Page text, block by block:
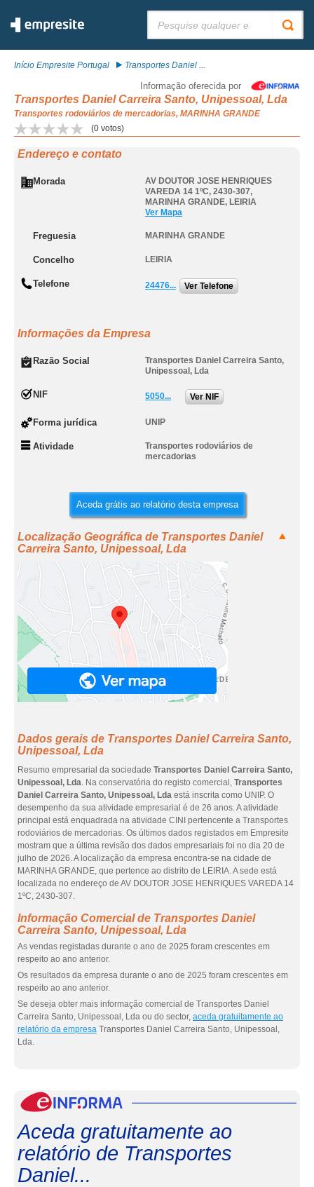
Início Empresite Portugal Transportes Daniel ...
Informação oferecida por
Transportes Daniel Carreira Santo, Unipessoal, Lda
Transportes rodoviários de mercadorias, MARINHA GRANDE
(0 votos)
Endereço e contato
Morada
AV DOUTOR JOSE HENRIQUES
VAREDA 14 1ºC, 2430-307,
MARINHA GRANDE, LEIRIA
Ver Mapa
Freguesia MARINHA GRANDE
Concelho LEIRIA
Telefone 24476... Ver Telefone
Informações da Empresa
Razão Social
Transportes Daniel Carreira Santo,
Unipessoal, Lda
NIF 5050... Ver NIF
Forma jurídica UNIP
Atividade
Transportes rodoviários de
mercadorias
Aceda grátis ao relatório desta empresa
Localização Geográfica de Transportes Daniel
Carreira Santo, Unipessoal, Lda
Dados gerais de Transportes Daniel Carreira Santo,
Unipessoal, Lda
Resumo empresarial da sociedade Transportes Daniel Carreira Santo,
Unipessoal, Lda. Na conservatória do registo comercial, Transportes
Daniel Carreira Santo, Unipessoal, Lda está inscrita como UNIP. O
desempenho da sua atividade empresarial é de 26 anos. A atividade
principal está enquadrada na atividade CINI pertencente a Transportes
rodoviários de mercadorias. Os últimos dados registados em Empresite
mostram que a última revisão dos dados empresariais foi no dia 20 de
julho de 2026. A localização da empresa encontra-se na cidade de
MARINHA GRANDE, que pertence ao distrito de LEIRIA. A sede está
localizada no endereço de AV DOUTOR JOSE HENRIQUES VAREDA 14
1ºC, 2430-307.
Informação Comercial de Transportes Daniel
Carreira Santo, Unipessoal, Lda
As vendas registadas durante o ano de 2025 foram crescentes em
respeito ao ano anterior.
Os resultados da empresa durante o ano de 2025 foram crescentes em
respeito ao ano anterior.
Se deseja obter mais informação comercial de Transportes Daniel
Carreira Santo, Unipessoal, Lda ou do sector, aceda gratuitamente ao
relatório da empresa Transportes Daniel Carreira Santo, Unipessoal,
Lda.
Aceda gratuitamente ao
relatório de Transportes
Daniel...